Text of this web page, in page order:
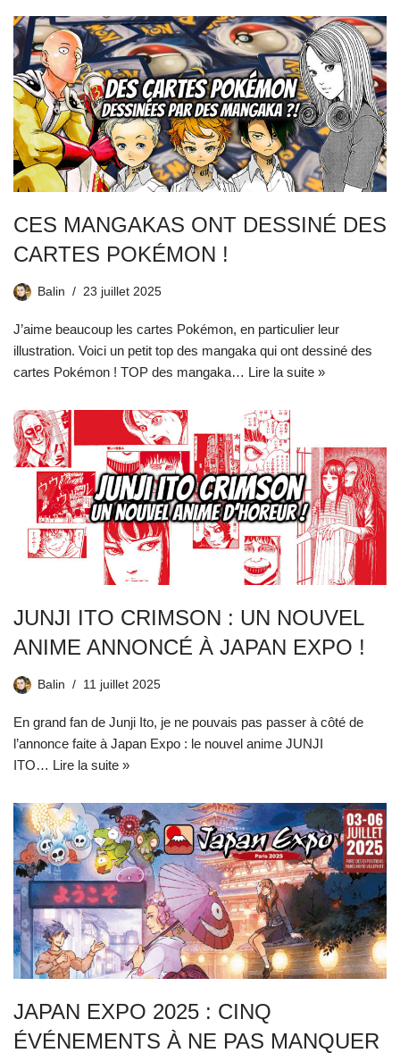
CES MANGAKAS ONT DESSINÉ DES
CARTES POKÉMON !
Balin 23 juillet 2025
J’aime beaucoup les cartes Pokémon, en particulier leur
illustration. Voici un petit top des mangaka qui ont dessiné des
cartes Pokémon ! TOP des mangaka… Lire la suite »
JUNJI ITO CRIMSON : UN NOUVEL
ANIME ANNONCÉ À JAPAN EXPO !
Balin 11 juillet 2025
En grand fan de Junji Ito, je ne pouvais pas passer à côté de
l’annonce faite à Japan Expo : le nouvel anime JUNJI
ITO… Lire la suite »
JAPAN EXPO 2025 : CINQ
ÉVÉNEMENTS À NE PAS MANQUER